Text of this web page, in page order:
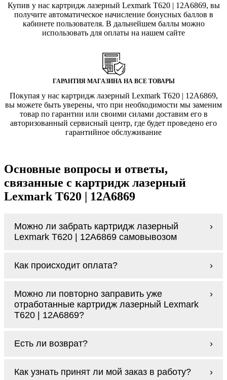
Купив у нас картридж лазерный Lexmark T620 | 12A6869, вы
получите автоматическое начисление бонусных баллов в
кабинете пользователя. В дальнейшем баллы можно
использовать для оплаты на нашем сайте
ГАРАНТИЯ МАГАЗИНА НА ВСЕ ТОВАРЫ
Покупая у нас картридж лазерный Lexmark T620 | 12A6869,
вы можете быть уверены, что при необходимости мы заменим
товар по гарантии или своими силами доставим его в
авторизованный сервисный центр, где будет проведено его
гарантийное обслуживание
Основные вопросы и ответы,
связанные с картридж лазерный
Lexmark T620 | 12A6869
Можно ли забрать картридж лазерный
Lexmark T620 | 12A6869 самовывозом
доставим заказ и сделаем это бесплатно
доставляем Вам картридж лазерный
Lexmark T620 | 12A6869
Как происходит оплата?
T620 | 12A6869 наличными курьеру при
получении заказа.
Можно ли повторно заправить уже
отработанные картридж лазерный Lexmark
T620 | 12A6869?
процесс проще, в случае с оригиналами
В любом случае вы можете заправить
картридж лазерный Lexmark T620 |
Есть ли возврат?
12A6869 по какой-то причине вам не
Как узнать принят ли мой заказ в работу?